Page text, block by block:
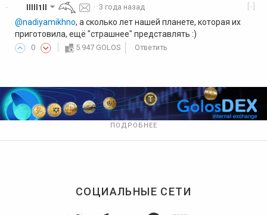
· [-]
lllll1ll ·3 года назад
@nadiyamikhno, а сколько лет нашей планете, которая их
приготовила, ещё "страшнее" представлять :)
0 5.947 GOLOS Ответить
ПОДРОБНЕЕ
СОЦИАЛЬНЫЕ СЕТИ